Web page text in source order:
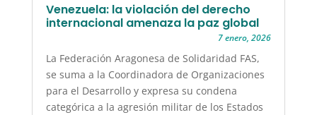
Venezuela: la violación del derecho
internacional amenaza la paz global
7 enero, 2026
La Federación Aragonesa de Solidaridad FAS,
se suma a la Coordinadora de Organizaciones
para el Desarrollo y expresa su condena
categórica a la agresión militar de los Estados